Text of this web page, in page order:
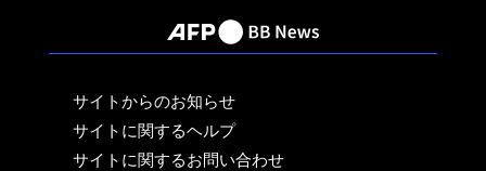
サイトからのお知らせ
サイトに関するヘルプ
サイトに関するお問い合わせ